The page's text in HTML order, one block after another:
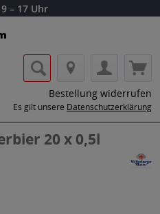
– 17 Uhr
Bestellung widerrufen
Es gilt unsere Datenschutzerklärung
20 x 0,5l